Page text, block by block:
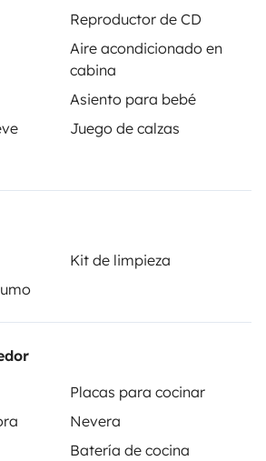
Reproductor de CD
Aire acondicionado en
cabina
Asiento para bebé
Juego de calzas
Kit de limpieza
Placas para cocinar
Nevera
Batería de cocina
Solicitud de alquiler
que facilita y asegura el
y propone una solución
unas vacaciones en total libertad y
de usuarios en Trusted
Facebook